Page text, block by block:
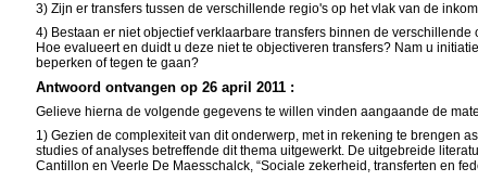
3) Zijn er transfers tussen de verschillende regio's op het vlak van de
4) Bestaan er niet objectief verklaarbare transfers binnen de
Hoe evalueert en duidt u deze niet te objectiveren transfers? Nam u
beperken of tegen te gaan?
Antwoord ontvangen op 26 april 2011 :
Gelieve hierna de volgende gegevens te willen vinden aangaande de
1) Gezien de complexiteit van dit onderwerp, met in rekening te brengen
studies of analyses betreffende dit thema uitgewerkt. De uitgebreide
Cantillon en Veerle De Maesschalck, “Sociale zekerheid, transferten en